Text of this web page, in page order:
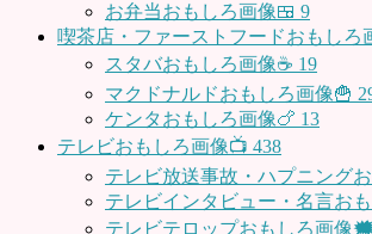
お弁当おもしろ画像🍱 9
喫茶店・ファーストフードおもしろ
スタバおもしろ画像☕️ 19
マクドナルドおもしろ画像🍟
ケンタおもしろ画像🍗 13
テレビおもしろ画像📺 438
テレビ放送事故・ハプニング
テレビインタビュー・名言お
テレビテロップおもしろ画像